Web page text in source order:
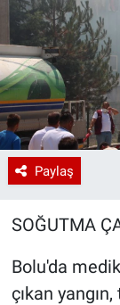
Paylaş
SOĞUTMA
Bolu'da
çıkan